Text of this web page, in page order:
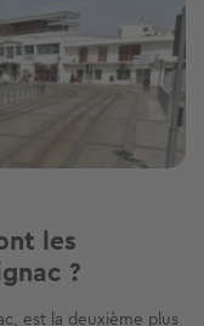
les
?
est la deuxième plus